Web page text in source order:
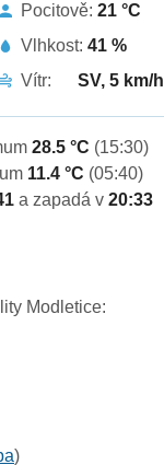
Pocitově: 21 °C
Vlhkost: 41 %
Vítr:
SV, 5 km/h
28.5 °C (15:30)
11.4 °C (05:40)
a zapadá v 20:33
Modletice:
)